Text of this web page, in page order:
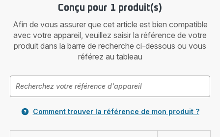
Conçu pour 1 produit(s)
Afin de vous assurer que cet article est bien compatible
avec votre appareil, veuillez saisir la référence de votre
produit dans la barre de recherche ci-dessous ou vous
référez au tableau
Comment trouver la référence de mon produit ?